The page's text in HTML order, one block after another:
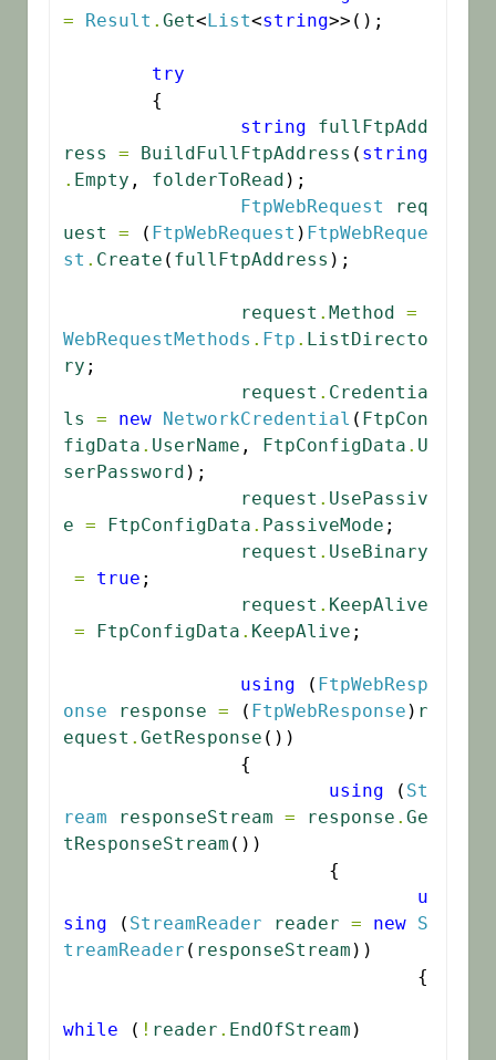
=
Result . Get<List<string>>();
try
string
fullFtpAdd
ress
= BuildFullFtpAddress ( string
. Empty , folderToRead );
FtpWebRequest
req
uest
= ( FtpWebRequest ) FtpWebReque
st . Create ( fullFtpAddress );
request . Method =
WebRequestMethods . Ftp . ListDirecto
ry ;
request . Credentia
ls
= new NetworkCredential ( FtpCon
figData . UserName , FtpConfigData . U
serPassword );
request . UsePassiv
e = FtpConfigData . PassiveMode ;
request . UseBinary
=
true ;
request . KeepAlive
=
FtpConfigData . KeepAlive ;
using ( FtpWebResp
onse
response = ( FtpWebResponse ) r
equest . GetResponse ())
using ( St
ream
responseStream = response . Ge
tResponseStream ())
u
sing ( StreamReader reader = new
S
treamReader ( responseStream ))
while ( ! reader . EndOfStream )